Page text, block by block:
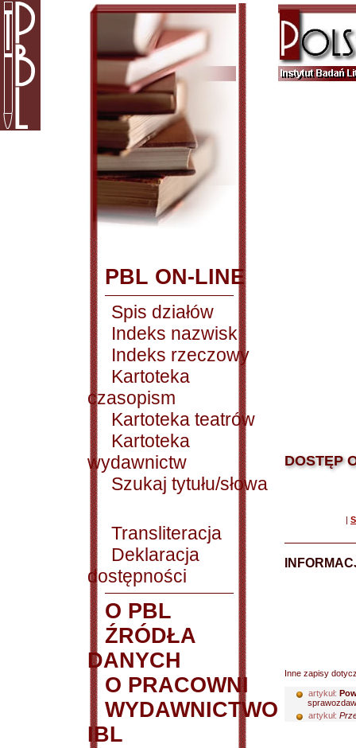
PBL ON-LINE
Spis działów
Indeks nazwisk
Indeks rzeczowy
Kartoteka
czasopism
Kartoteka teatrów
Kartoteka
wydawnictw
Szukaj tytułu/słowa
Transliteracja
Deklaracja
dostępności
O PBL
ŹRÓDŁA
DANYCH
O PRACOWNI
WYDAWNICTWO
IBL
DOSTĘP
|
Inne zapisy
artykuł:
artykuł: